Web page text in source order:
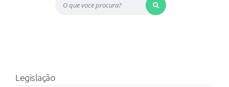
O que voce procura?
Legislação